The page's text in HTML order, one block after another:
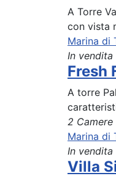
A Torre
con vista
Marina di
In vendita
Fresh
A torre
2 Camere
Marina di
In vendita
Villa